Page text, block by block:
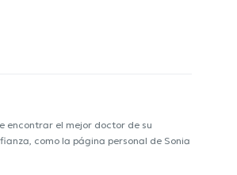
encontrar el mejor doctor de su
como la página personal de Sonia